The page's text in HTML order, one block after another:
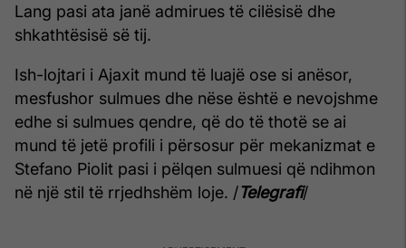
Lang pasi ata janë admirues të cilësisë dhe
shkathtësisë së tij.
Ish-lojtari i Ajaxit mund të luajë ose si anësor,
mesfushor sulmues dhe nëse është e nevojshme
edhe si sulmues qendre, që do të thotë se ai
mund të jetë profili i përsosur për mekanizmat e
Stefano Piolit pasi i pëlqen sulmuesi që ndihmon
në një stil të rrjedhshëm loje. /Telegrafi/